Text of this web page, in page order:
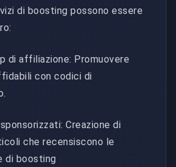
di boosting possono essere
di affiliazione: Promuovere
con codici di
Creazione di
che recensiscono le
di boosting